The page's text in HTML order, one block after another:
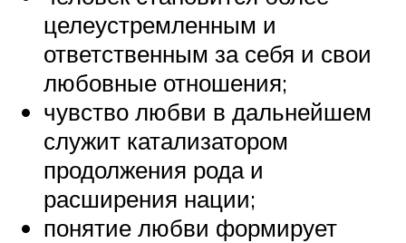
целеустремленным и
ответственным за себя и свои
любовные отношения;
чувство любви в дальнейшем
служит катализатором
продолжения рода и
расширения нации;
понятие любви формирует